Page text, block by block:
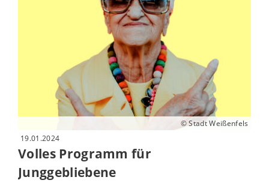
© Stadt Weißenfels
19.01.2024
Volles Programm für
Junggebliebene